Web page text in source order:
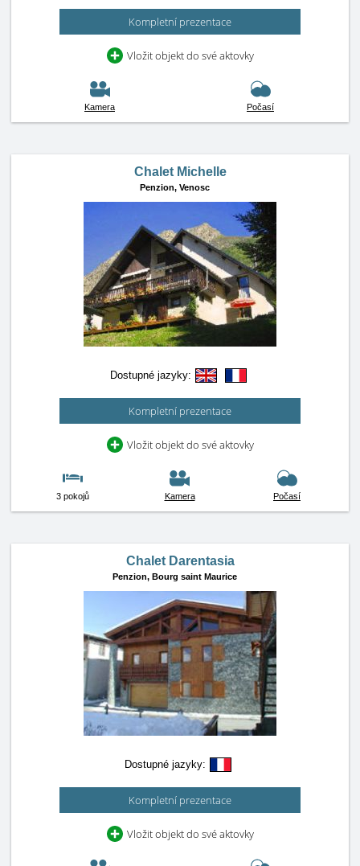
Kompletní prezentace
Vložit objekt do své aktovky
Kamera Počasí
Chalet Michelle
Penzion, Venosc
Dostupné jazyky:
Kompletní prezentace
Vložit objekt do své aktovky
3 pokojů Kamera Počasí
Chalet Darentasia
Penzion, Bourg saint Maurice
Dostupné jazyky:
Kompletní prezentace
Vložit objekt do své aktovky